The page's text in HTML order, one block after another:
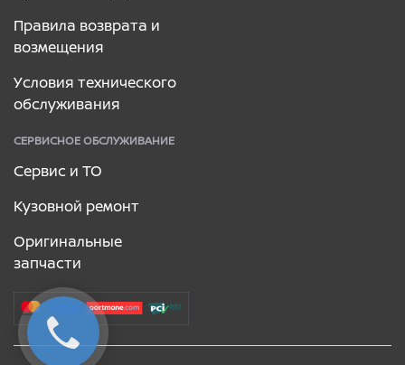
Правила возврата и
возмещения
Условия технического
обслуживания
СЕРВИСНОЕ ОБСЛУЖИВАНИЕ
Сервис и ТО
Кузовной ремонт
Оригинальные
запчасти